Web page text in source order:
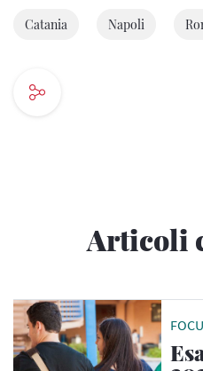
Catania Napoli
Articoli